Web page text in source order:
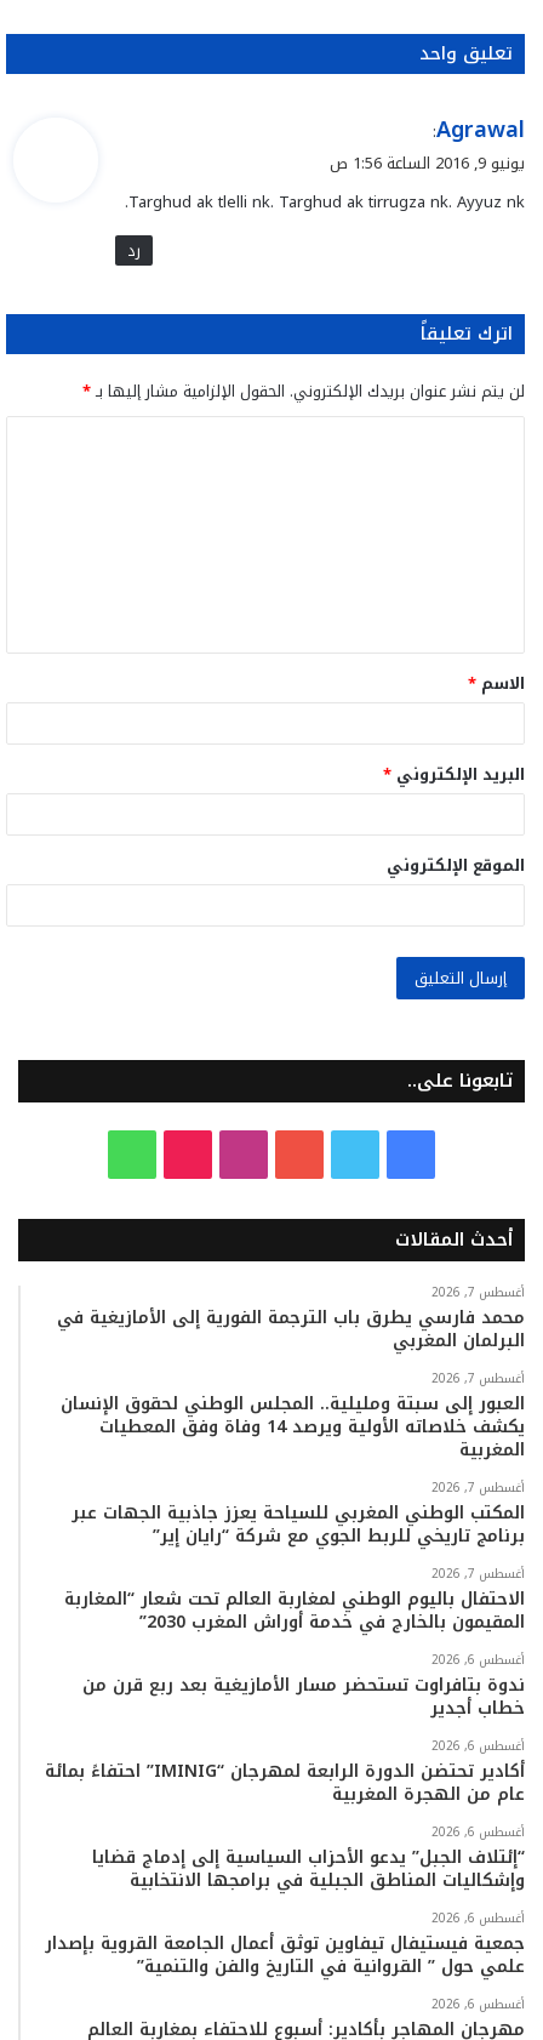
تعليق واحد
ي
ق
و
ل
Agrawal
:
يونيو 9, 2016 الساعة 1:56 ص
Targhud ak tlelli nk. Targhud ak tirrugza nk. Ayyuz nk.
رد
اترك تعليقاً
لن يتم نشر عنوان بريدك الإلكتروني. الحقول الإلزامية مشار إليها بـ*
ق
*
الاسم *
البريد الإلكتروني *
الموقع الإلكتروني
تابعونا على..
س
ب
و
ك
ي
ت
ب
س
ر
ا
k
T
k
ت
س
ب
أحدث المقالات
أغسطس 7, 2026
محمد فارسي يطرق باب الترجمة الفورية إلى الأمازيغية في
البرلمان المغربي
أغسطس 7, 2026
العبور إلى سبتة ومليلية.. المجلس الوطني لحقوق الإنسان
يكشف خلاصاته الأولية ويرصد 14 وفاة وفق المعطيات
المغربية
أغسطس 7, 2026
المكتب الوطني المغربي للسياحة يعزز جاذبية الجهات عبر
برنامج تاريخي للربط الجوي مع شركة “رايان إير”
أغسطس 7, 2026
الاحتفال باليوم الوطني لمغاربة العالم تحت شعار “المغاربة
المقيمون بالخارج في خدمة أوراش المغرب 2030”
أغسطس 6, 2026
ندوة بتافراوت تستحضر مسار الأمازيغية بعد ربع قرن من
خطاب أجدير
أغسطس 6, 2026
أكادير تحتضن الدورة الرابعة لمهرجان “IMINIG” احتفاءً بمائة
عام من الهجرة المغربية
أغسطس 6, 2026
“إئتلاف الجبل” يدعو الأحزاب السياسية إلى إدماج قضايا
وإشكاليات المناطق الجبلية في برامجها الانتخابية
أغسطس 6, 2026
جمعية فيستيفال تيفاوين توثق أعمال الجامعة القروية بإصدار
علمي حول ” القروانية في التاريخ والفن والتنمية”
أغسطس 6, 2026
مهرجان المهاجر بأكادير: أسبوع للاحتفاء بمغاربة العالم